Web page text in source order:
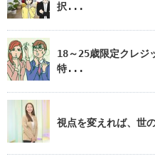
択...
18～25歳限定クレジ
特...
視点を変えれば、